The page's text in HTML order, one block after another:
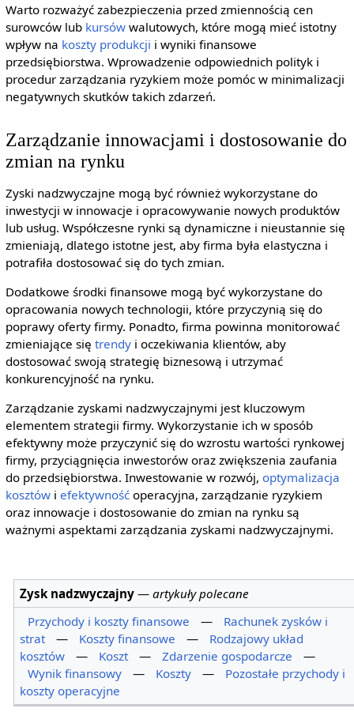
Warto rozważyć zabezpieczenia przed zmiennością cen
surowców lub kursówwalutowych, które mogą mieć istotny
wpływ na koszty produkcji i wyniki finansowe
przedsiębiorstwa. Wprowadzenie odpowiednich polityk i
procedur zarządzania ryzykiem może pomóc w minimalizacji
negatywnych skutków takich zdarzeń.
Zarządzanie innowacjami i dostosowanie do
zmian na rynku
Zyski nadzwyczajne mogą być również wykorzystane do
inwestycji w innowacje i opracowywanie nowych produktów
lub usług. Współczesne rynki są dynamiczne i nieustannie się
zmieniają, dlatego istotne jest, aby firma była elastyczna i
potrafiła dostosować się do tych zmian.
Dodatkowe środki finansowe mogą być wykorzystane do
opracowania nowych technologii, które przyczynią się do
poprawy oferty firmy. Ponadto, firma powinna monitorować
zmieniające się trendyi oczekiwania klientów, aby
dostosować swoją strategię biznesową i utrzymać
konkurencyjność na rynku.
Zarządzanie zyskami nadzwyczajnymi jest kluczowym
elementem strategii firmy. Wykorzystanie ich w sposób
efektywny może przyczynić się do wzrostu wartości rynkowej
firmy, przyciągnięcia inwestorów oraz zwiększenia zaufania
do przedsiębiorstwa. Inwestowanie w rozwój, optymalizacja
kosztówi efektywnośćoperacyjna, zarządzanie ryzykiem
oraz innowacje i dostosowanie do zmian na rynku są
ważnymi aspektami zarządzania zyskami nadzwyczajnymi.
Zysk nadzwyczajny —artykuły polecane
Przychody i koszty finansowe
—
Rachunek zysków i
strat
— Koszty finansowe —
Rodzajowy układ
kosztów
— Koszt — Zdarzenie gospodarcze
—
Wynik finansowy
— Koszty —
Pozostałe przychody i
koszty operacyjne